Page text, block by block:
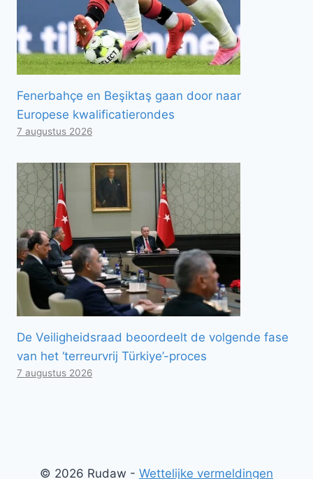
Fenerbahçe en Beşiktaş gaan door naar
Europese kwalificatierondes
7 augustus 2026
De Veiligheidsraad beoordeelt de volgende fase
van het ‘terreurvrij Türkiye’-proces
7 augustus 2026
© 2026 Rudaw - Wettelijke vermeldingen